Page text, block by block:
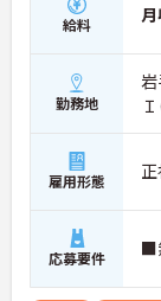
給料
勤務地
雇用形態
応募要件 ■